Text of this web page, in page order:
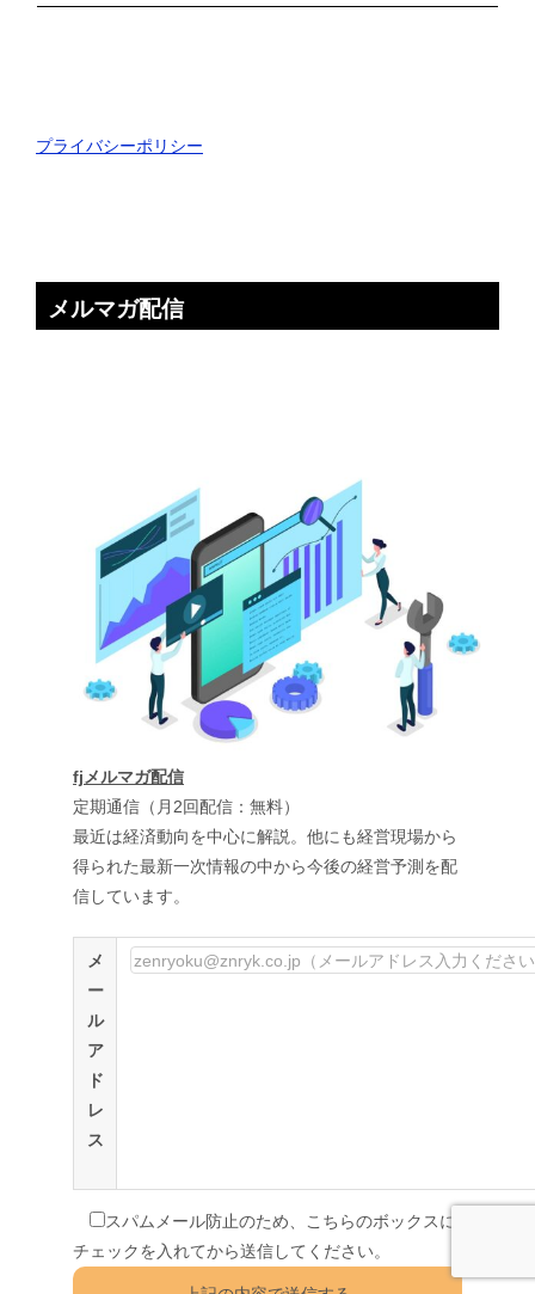
プライバシーポリシー
メルマガ配信
fjメルマガ配信
定期通信（月2回配信：無料）
最近は経済動向を中心に解説。他にも経営現場から
得られた最新一次情報の中から今後の経営予測を配
信しています。
メ
ー
ル
ア
ド
レ
ス
スパムメール防止のため、こちらのボックスに
チェックを入れてから送信してください。